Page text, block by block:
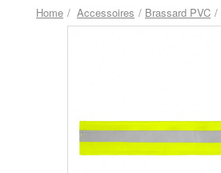
Home Accessoires Brassard PVC